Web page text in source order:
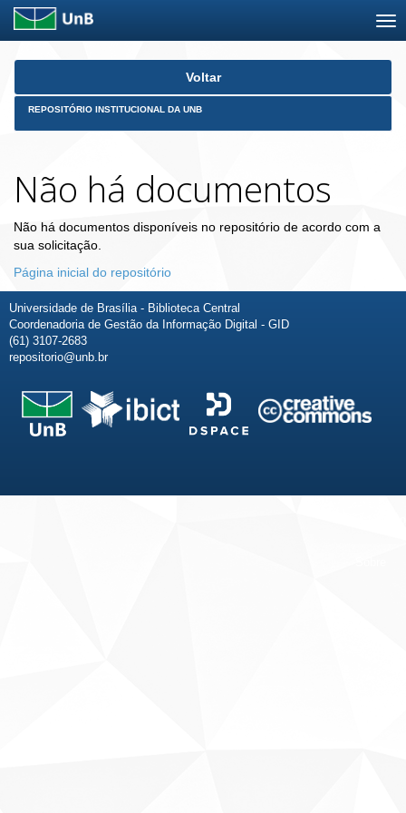
Skip
Voltar
REPOSITÓRIO INSTITUCIONAL DA UNB
Não há documentos
Não há documentos disponíveis no repositório de acordo com a
sua solicitação.
Página inicial do repositório
Universidade de Brasília - Biblioteca Central
Coordenadoria de Gestão da Informação Digital - GID
(61) 3107-2683
repositorio@unb.br